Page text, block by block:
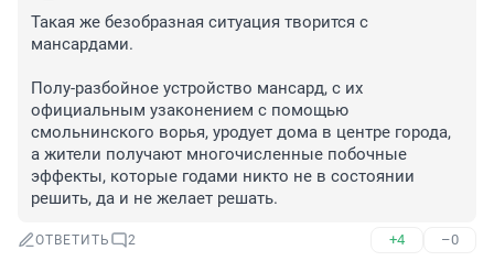
Такая же безобразная ситуация творится с
мансардами.
Полу-разбойное устройство мансард, с их
официальным узаконением с помощью
смольнинского ворья, уродует дома в центре города,
а жители получают многочисленные побочные
эффекты, которые годами никто не в состоянии
решить, да и не желает решать.
ОТВЕТИТЬ 2 +4 –0